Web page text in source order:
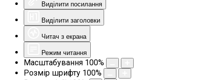
Виділити посилання
Виділити заголовки
Читач з екрана
Режим читання
Масштабування 100%
Розмір шрифту 100%